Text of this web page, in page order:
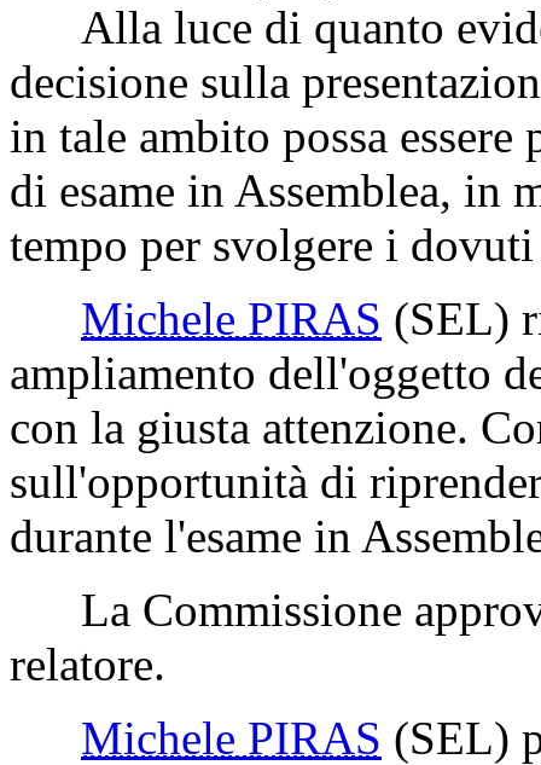
Alla luce di quanto
decisione sulla
in tale ambito possa essere
di esame in Assemblea, in
tempo per svolgere i
Michele PIRAS (SEL)
ampliamento dell'oggetto
con la giusta attenzione.
sull'opportunità di
durante l'esame in
La Commissione
relatore.
Michele PIRAS (SEL)